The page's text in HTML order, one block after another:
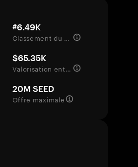
#6.49K
Classement du marché
$65.35K
Valorisation entièrement diluée
20M SEED
Offre maximale